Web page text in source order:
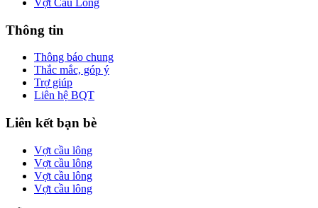
Vợt Cầu Lông
Thông tin
Thông báo chung
Thắc mắc, góp ý
Trợ giúp
Liên hệ BQT
Liên kết bạn bè
Vợt cầu lông
Vợt cầu lông
Vợt cầu lông
Vợt cầu lông